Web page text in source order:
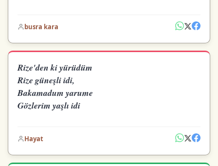
busra kara
Rize'den ki yürüdüm
Rize güneşli idi,
Bakamadum yarume
Gözlerim yaşlı idi
Hayat